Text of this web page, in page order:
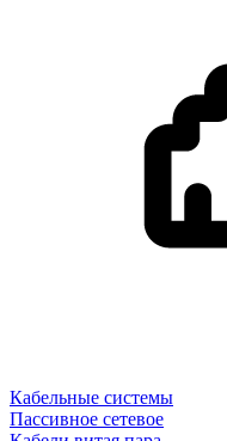
Кабельные системы
Пассивное сетевое